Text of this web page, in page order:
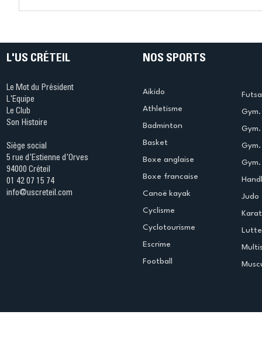
Ping ? Quand le tennis de
termine
L'US CRÉTEIL
Le Mot du Président
L'Equipe
Le Club
Son Histoire
Siège social
5 rue d'Estienne d'Orves
94000 Créteil
01 42 07 15 74
info@uscreteil.com
NOS SPORTS
Aikido
Athletisme
Badminton
Basket
Boxe anglaise
Boxe francaise
Canoë kayak
Cyclisme
Cyclotourisme
Escrime
Football
Judo
Lutte